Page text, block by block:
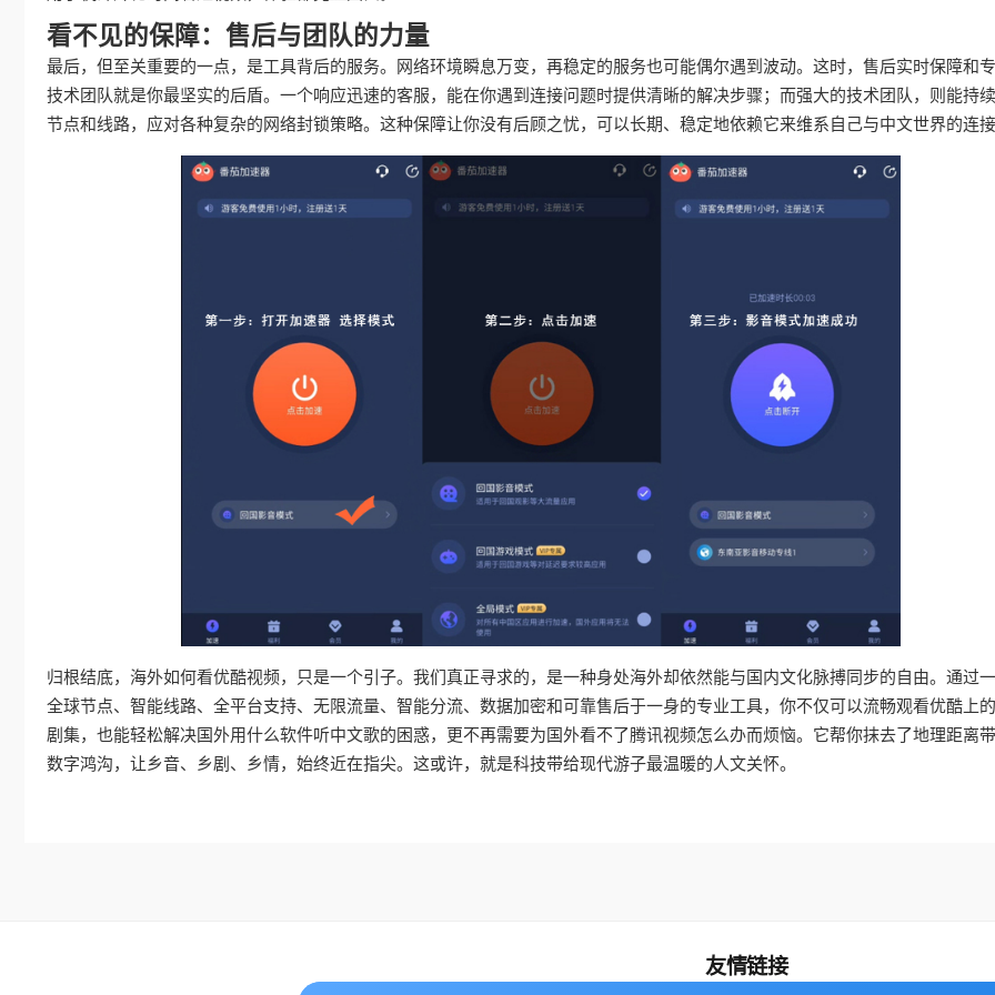
看不见的保障：售后与团队的力量
最后，但至关重要的一点，是工具背后的服务。网络环境瞬息万变，再稳定的服务也可能偶尔遇到波动。这时，售后实时保障和
技术团队就是你最坚实的后盾。一个响应迅速的客服，能在你遇到连接问题时提供清晰的解决步骤；而强大的技术团队，则能持
节点和线路，应对各种复杂的网络封锁策略。这种保障让你没有后顾之忧，可以长期、稳定地依赖它来维系自己与中文世界的连接
归根结底，海外如何看优酷视频，只是一个引子。我们真正寻求的，是一种身处海外却依然能与国内文化脉搏同步的自由。通过
全球节点、智能线路、全平台支持、无限流量、智能分流、数据加密和可靠售后于一身的专业工具，你不仅可以流畅观看优酷上
剧集，也能轻松解决国外用什么软件听中文歌的困惑，更不再需要为国外看不了腾讯视频怎么办而烦恼。它帮你抹去了地理距离
数字鸿沟，让乡音、乡剧、乡情，始终近在指尖。这或许，就是科技带给现代游子最温暖的人文关怀。
友情链接